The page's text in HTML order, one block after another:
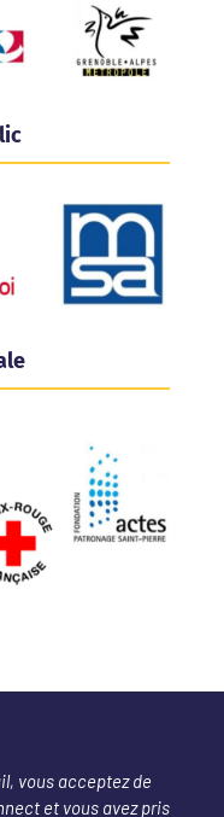
vous acceptez de
et vous avez pris